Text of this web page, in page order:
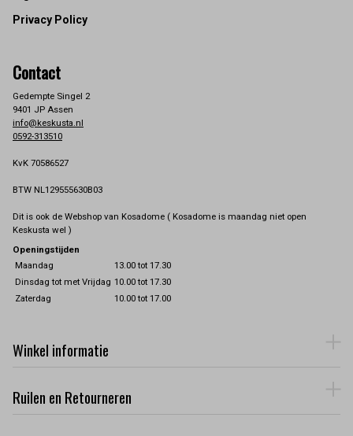
Privacy Policy
Contact
Gedempte Singel 2
9401 JP Assen
info@keskusta.nl
0592-313510
KvK 70586527
BTW NL129555630B03
Dit is ook de Webshop van Kosadome ( Kosadome is maandag niet open
Keskusta wel )
Openingstijden
Maandag
13.00 tot 17.30
Dinsdag tot met Vrijdag 10.00 tot 17.30
Zaterdag
10.00 tot 17.00
Winkel informatie
Ruilen en Retourneren